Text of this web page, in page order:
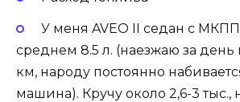
У меня AVEO II седан с
среднем 8.5 л. (наезжаю за
км, народу постоянно
машина). Кручу около 2,6-3 тыс.,